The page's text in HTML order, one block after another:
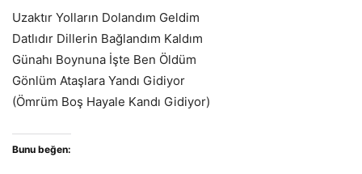
Uzaktır Yolların Dolandım Geldim
Datlıdır Dillerin Bağlandım Kaldım
Günahı Boynuna İşte Ben Öldüm
Gönlüm Ataşlara Yandı Gidiyor
(Ömrüm Boş Hayale Kandı Gidiyor)
Bunu beğen: